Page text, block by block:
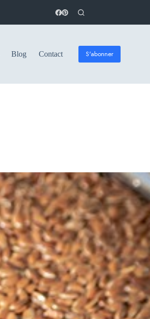
Blog Contact S'abonner